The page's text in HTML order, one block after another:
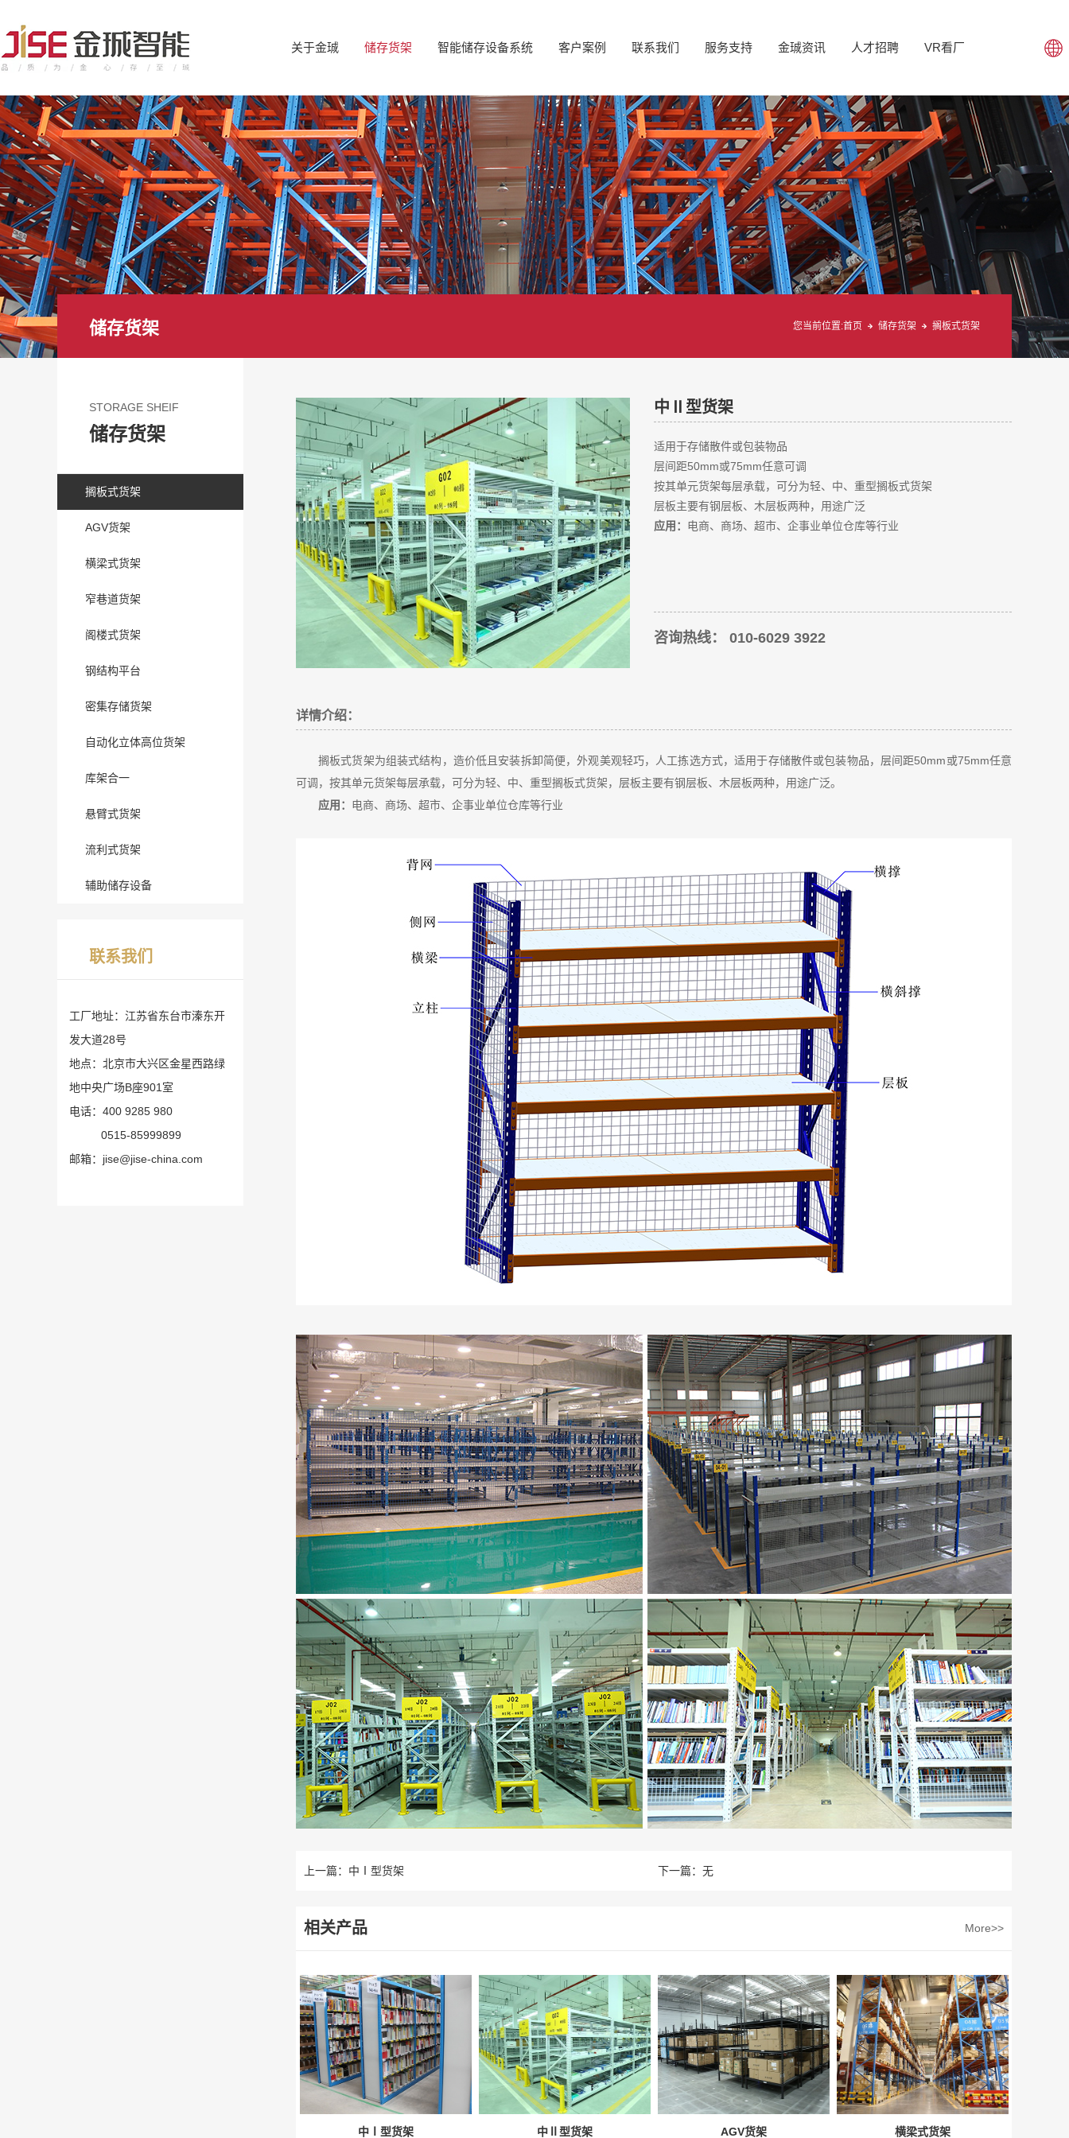
关于金珹 储存货架 智能储存设备系统 客户案例 联系我们 服务支持 金珹资讯 人才招聘 VR看厂
您当前位置:首页 储存货架 搁板式货架
储存货架
STORAGE SHEIF
储存货架
搁板式货架
AGV货架
横梁式货架
窄巷道货架
阁楼式货架
钢结构平台
密集存储货架
自动化立体高位货架
库架合一
悬臂式货架
流利式货架
辅助储存设备
联系我们
工厂地址：江苏省东台市溱东开
发大道28号
地点：北京市大兴区金星西路绿
地中央广场B座901室
电话：400 9285 980
0515-85999899
邮箱：jise@jise-china.com
中Ⅱ型货架
适用于存储散件或包装物品
层间距50mm或75mm任意可调
按其单元货架每层承载，可分为轻、中、重型搁板式货架
层板主要有钢层板、木层板两种，用途广泛
应用： 电商、商场、超市、企事业单位仓库等行业
咨询热线： 010-6029 3922
详情介绍：
搁板式货架为组装式结构，造价低且安装拆卸简便，外观美观轻巧，人工拣选方式，适用于存储散件或包装物品，层间距50mm或75mm任意
可调，按其单元货架每层承载，可分为轻、中、重型搁板式货架，层板主要有钢层板、木层板两种，用途广泛。
应用： 电商、商场、超市、企事业单位仓库等行业
上一篇： 中Ⅰ型货架 下一篇： 无
相关产品 More>>
中Ⅰ型货架 中Ⅱ型货架 AGV货架 横梁式货架